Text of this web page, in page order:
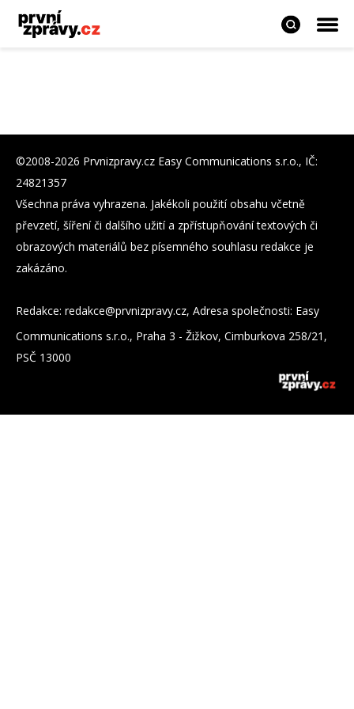
©2008-2026 Prvnizpravy.cz Easy Communications s.r.o., IČ:
24821357
Všechna práva vyhrazena. Jakékoli použití obsahu včetně
převzetí, šíření či dalšího užití a zpřístupňování textových či
obrazových materiálů bez písemného souhlasu redakce je
zakázáno.
Redakce: zc.yvarpzinvrp@eckader, Adresa společnosti: Easy
Communications s.r.o., Praha 3 - Žižkov, Cimburkova 258/21,
PSČ 13000